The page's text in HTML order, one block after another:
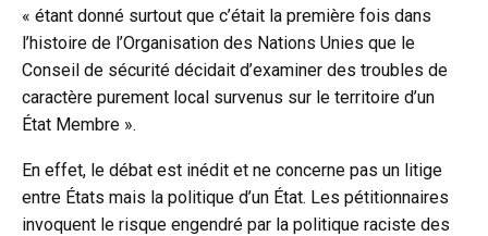
« étant donné surtout que c’était la première fois dans
l’histoire de l’Organisation des Nations Unies que le
Conseil de sécurité décidait d’examiner des troubles de
caractère purement local survenus sur le territoire d’un
État Membre ».
En effet, le débat est inédit et ne concerne pas un litige
entre États mais la politique d’un État. Les pétitionnaires
invoquent le risque engendré par la politique raciste des